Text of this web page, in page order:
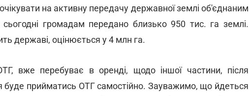
очікувати на активну передачу державної землі об'єднаним
громадам передано близько 950 тис. га землі.
державі, оцінюється у 4 млн га.
вже перебуває в оренді, щодо іншої частини, після
буде прийматись ОТГ самостійно. Зауважимо, що йдеться